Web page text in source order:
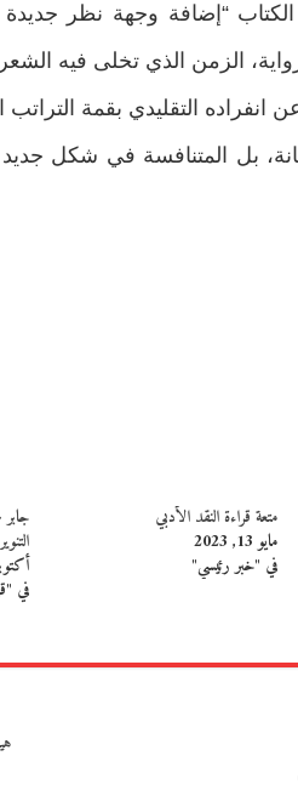
“إضافة وجهة نظر
الزمن الذي تخلى فيه
انفراده التقليدي بقمة
بل المتنافسة في شكل
متعة قراءة النقد الأدبي
مايو 13, 2023
في "خبر رئيسي"
أكتوبر 2,
في